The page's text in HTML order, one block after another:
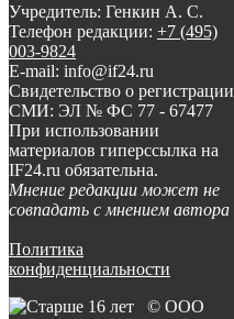
Учредитель: Генкин А. С.
Телефон редакции: +7 (495)
003-9824
E-mail: info@if24.ru
Свидетельство о регистрации
СМИ: ЭЛ № ФС 77 - 67477
При использовании
материалов гиперссылка на
IF24.ru обязательна.
Мнение редакции может не
совпадать с мнением автора
Политика
конфиденциальности
© ООО